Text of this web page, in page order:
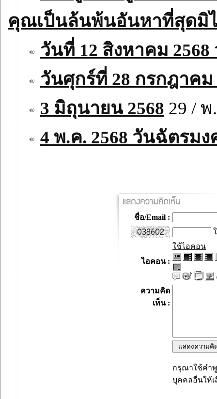
คุณเป็นล้นพ้นอันหาที่สุดมิ
วันที่ 12 สิงหาคม
วันศุกร์ที่ 28 กรกฎาคม
3 มิถุนายน 2568 29 / พ
4 พ.ค. 2568 วันฉัตรม
ชื่อ/Email :
ไอคอน :
ใช้ไอคอน
ความคิด
เห็น :
กรุณาใช้คำ
บุคคลอื่นให้